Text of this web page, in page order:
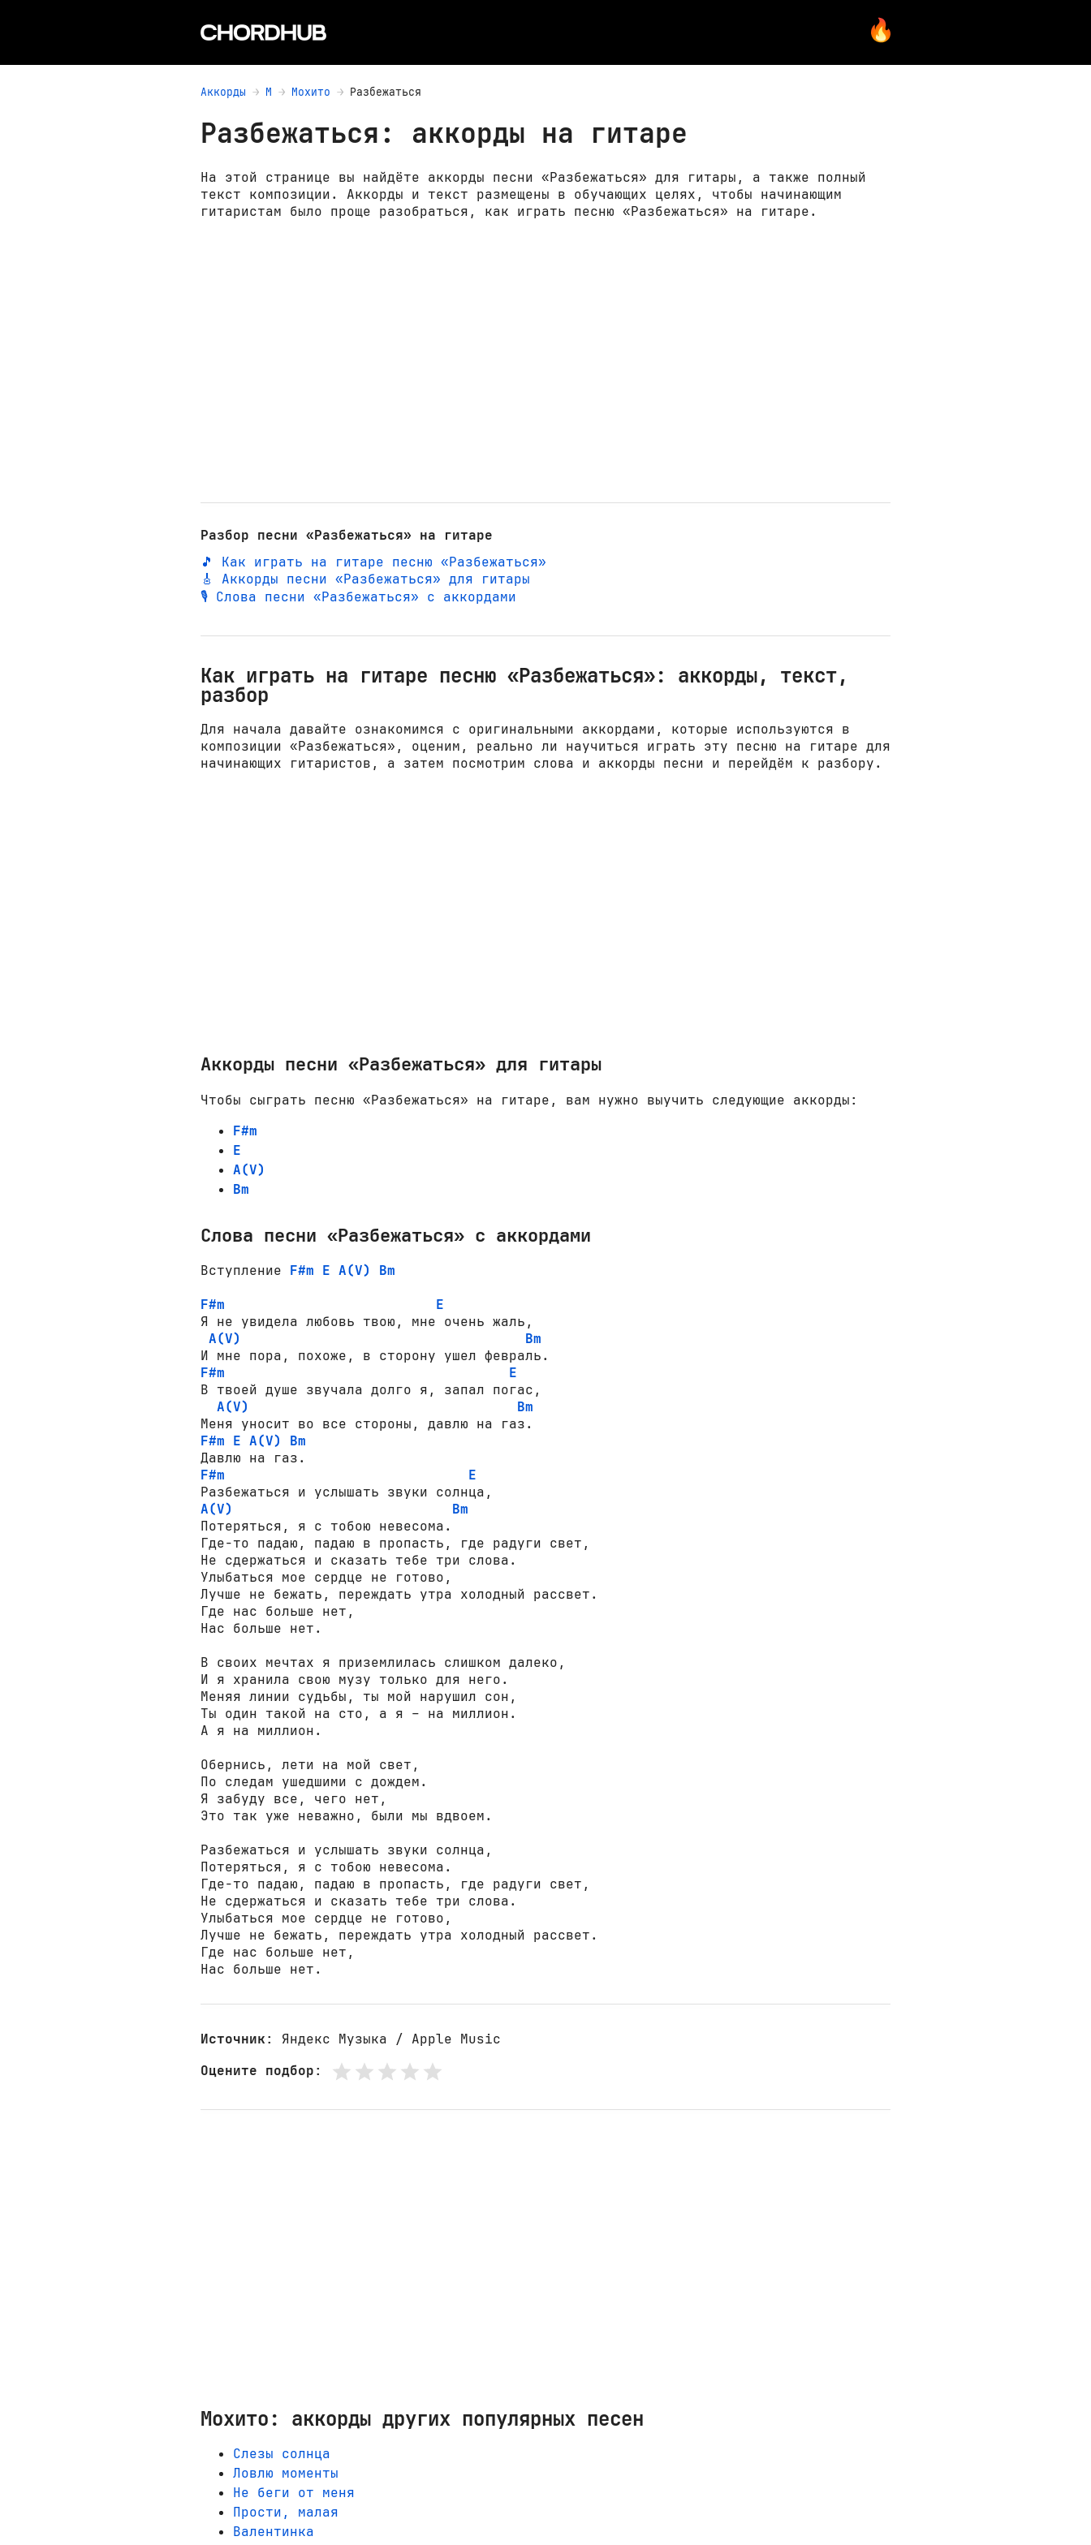
Аккорды М Мохито Разбежаться
Разбежаться: аккорды на гитаре
На этой странице вы найдёте аккорды песни «Разбежаться» для гитары, а также полный
текст композиции. Аккорды и текст размещены в обучающих целях, чтобы начинающим
гитаристам было проще разобраться, как играть песню «Разбежаться» на гитаре.
Разбор песни «Разбежаться» на гитаре
🎵 Как играть на гитаре песню «Разбежаться»
🎸 Аккорды песни «Разбежаться» для гитары
🎙️ Слова песни «Разбежаться» с аккордами
Как играть на гитаре песню «Разбежаться»: аккорды, текст,
разбор
Для начала давайте ознакомимся с оригинальными аккордами, которые используются в
композиции «Разбежаться», оценим, реально ли научиться играть эту песню на гитаре для
начинающих гитаристов, а затем посмотрим слова и аккорды песни и перейдём к разбору.
Аккорды песни «Разбежаться» для гитары
Чтобы сыграть песню «Разбежаться» на гитаре, вам нужно выучить следующие аккорды:
F#m
E
A(V)
Bm
Слова песни «Разбежаться» с аккордами
Вступление F#m E A(V)
Bm
F#m
E
Я не увидела любовь твою, мне очень жаль,
A(V)
Bm
F#m
E
В твоей душе звучала долго я, запал погас,
A(V)
Bm
F#m E A(V)
Bm
F#m
E
A(V)
Bm
Потеряться, я с тобою невесома.
Где-то падаю, падаю в пропасть, где радуги свет,
Не сдержаться и сказать тебе три слова.
Улыбаться мое сердце не готово,
Лучше не бежать, переждать утра холодный рассвет.
Где нас больше нет,
Нас больше нет.
В своих мечтах я приземлилась слишком далеко,
И я хранила свою музу только для него.
Меняя линии судьбы, ты мой нарушил сон,
Ты один такой на сто, а я – на миллион.
А я на миллион.
Обернись, лети на мой свет,
По следам ушедшими с дождем.
Я забуду все, чего нет,
Это так уже неважно, были мы вдвоем.
Разбежаться и услышать звуки солнца,
Потеряться, я с тобою невесома.
Где-то падаю, падаю в пропасть, где радуги свет,
Не сдержаться и сказать тебе три слова.
Улыбаться мое сердце не готово,
Лучше не бежать, переждать утра холодный рассвет.
Где нас больше нет,
Нас больше нет.
Источник: Яндекс Музыка / Apple Music
Оцените подбор:
Мохито: аккорды других популярных песен
Слезы солнца
Ловлю моменты
Не беги от меня
Прости, малая
Валентинка